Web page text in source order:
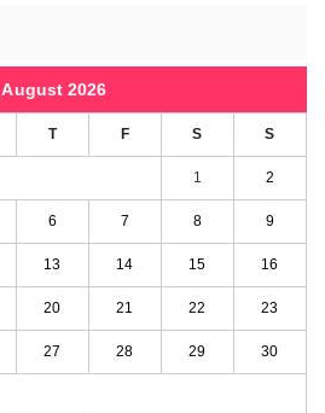
August 2026
T F S S
1 2
6 7 8 9
13 14 15 16
20 21 22 23
27 28 29 30